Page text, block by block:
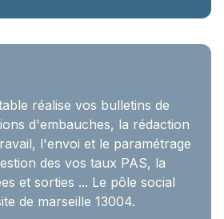
réalise vos bulletins de
d'embauches, la rédaction
l'envoi et le paramétrage
des vos taux PAS, la
et sorties ... Le pôle social
de marseille 13004.